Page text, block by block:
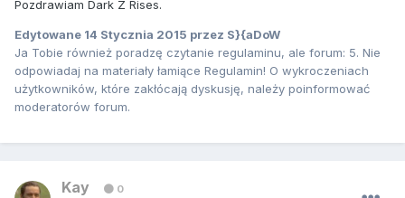
Pozdrawiam Dark Z Rises.
Edytowane 14 Stycznia 2015 przez S}{aDoW
Ja Tobie również poradzę czytanie regulaminu, ale forum: 5. Nie
odpowiadaj na materiały łamiące Regulamin! O wykroczeniach
użytkowników, które zakłócają dyskusję, należy poinformować
moderatorów forum.
Kay 0